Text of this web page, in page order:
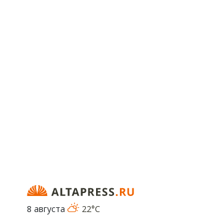
8 августа
22°C